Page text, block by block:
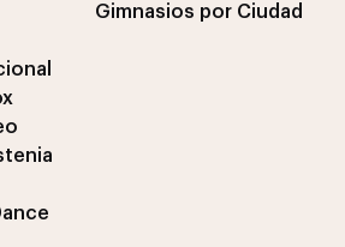
Gimnasios por Ciudad